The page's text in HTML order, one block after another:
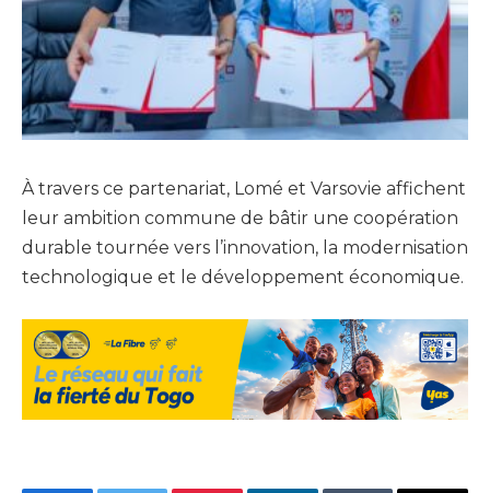
À travers ce partenariat, Lomé et Varsovie affichent
leur ambition commune de bâtir une coopération
durable tournée vers l’innovation, la modernisation
technologique et le développement économique.